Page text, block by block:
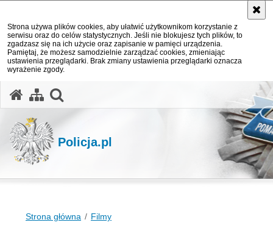
Strona używa plików cookies, aby ułatwić użytkownikom korzystanie z
serwisu oraz do celów statystycznych. Jeśli nie blokujesz tych plików, to
zgadzasz się na ich użycie oraz zapisanie w pamięci urządzenia.
Pamiętaj, że możesz samodzielnie zarządzać cookies, zmieniając
ustawienia przeglądarki. Brak zmiany ustawienia przeglądarki oznacza
wyrażenie zgody.
Policja.pl
Strona główna Filmy